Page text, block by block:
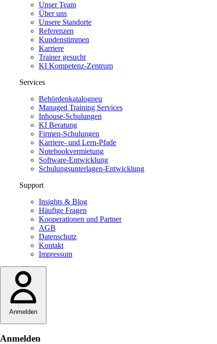
Unser Team
Über uns
Unsere Standorte
Referenzen
Kundenstimmen
Karriere
Trainer gesucht
KI Kompetenz-Zentrum
Services
Behördenkatalogneu
Managed Training Services
Inhouse-Schulungen
KI Beratung
Firmen-Schulungen
Karriere- und Lern-Pfade
Notebookvermietung
Software-Entwicklung
Schulungsunterlagen-Entwicklung
Support
Insights & Blog
Häufige Fragen
Kooperationen und Partner
AGB
Datenschutz
Kontakt
Impressum
Anmelden
Anmelden